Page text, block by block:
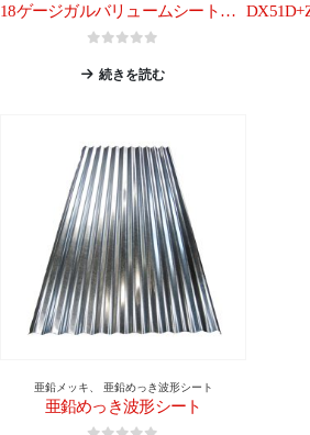
18ゲージガルバリュームシートAZ5
続きを読む
亜鉛メッキ 亜鉛めっき波形シート
亜鉛めっき波形シート